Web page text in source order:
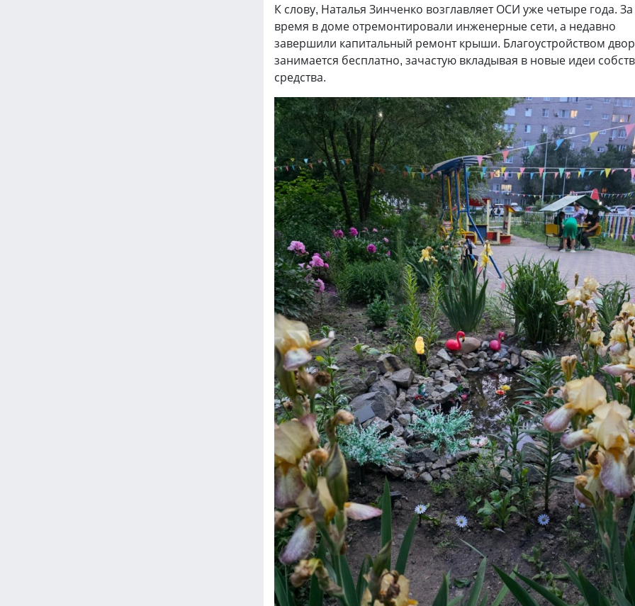
К слову, Наталья Зинченко возглавляет ОСИ уже четыре года. За
время в доме отремонтировали инженерные сети, а недавно
завершили капитальный ремонт крыши. Благоустройством
занимается бесплатно, зачастую вкладывая в новые идеи
средства.